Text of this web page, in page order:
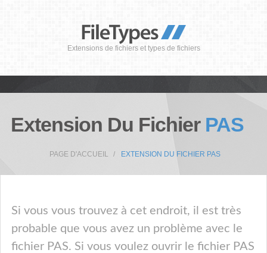
Extensions de fichiers et types de fichiers
Extension Du Fichier PAS
PAGE D'ACCUEIL EXTENSION DU FICHIER PAS
Si vous vous trouvez à cet endroit, il est très
probable que vous avez un problème avec le
fichier PAS. Si vous voulez ouvrir le fichier PAS